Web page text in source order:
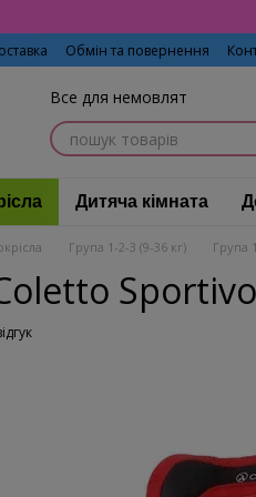
Обмін та повернення
Все для немовлят
Дитяча кімната
Група 1-2-3 (9-36 кг) Група